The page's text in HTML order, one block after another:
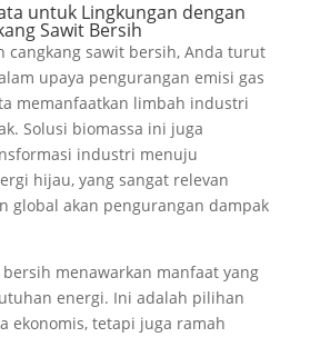
untuk Lingkungan dengan
Sawit Bersih
cangkang sawit bersih, Anda turut
upaya pengurangan emisi gas
memanfaatkan limbah industri
Solusi biomassa ini juga
industri menuju
hijau, yang sangat relevan
global akan pengurangan dampak
bersih menawarkan manfaat yang
energi. Ini adalah pilihan
ekonomis, tetapi juga ramah